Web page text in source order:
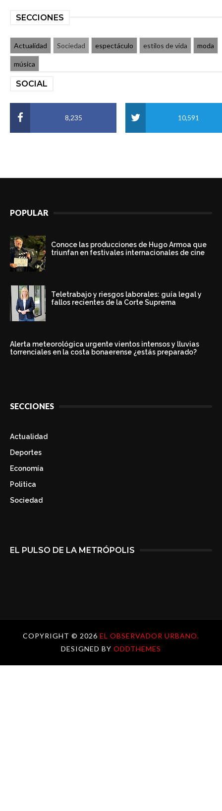
SECCIONES
Actualidad Sociedad espectáculo estilos de vida moda
música
SOCIAL
8,235 10,591
POPULAR
Conoce las producciones de Hugo Armoa que
triunfan en festivales internacionales de cine
Teletrabajo y riesgos laborales: guía legal y
fallos recientes de la Corte Suprema
Alerta meteorológica urgente vientos intensos y lluvias
torrenciales en la costa bonaerense ¿estás preparado?
SECCIONES
Actualidad
Deportes
Economía
Politica
Sociedad
EL PULSO DE LA METRÓPOLIS
COPYRIGHT © 2026 EL OBSERVADOR URBANO.
DESIGNED BY ODDTHEMES